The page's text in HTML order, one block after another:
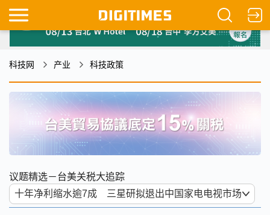
科技网 产业 科技政策
议题精选－台美关税大追踪